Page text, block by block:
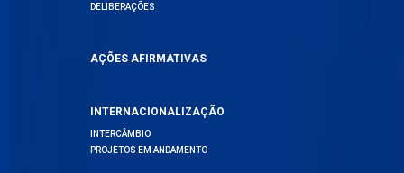
DELIBERAÇÕES
AÇÕES AFIRMATIVAS
INTERNACIONALIZAÇÃO
INTERCÂMBIO
PROJETOS EM ANDAMENTO